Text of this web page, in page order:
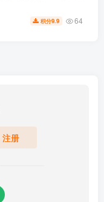
积分9.9 64
注册